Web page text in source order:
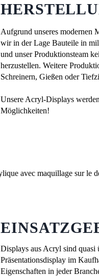
Aufgrund unseres modernen
wir in der Lage Bauteile in
und unser Produktionsteam
herzustellen. Weitere
Schreinern, Gießen oder
Unsere Acryl-Displays
Möglichkeiten!
Displays aus Acryl sind quasi
Präsentationsdisplay im
Eigenschaften in jeder